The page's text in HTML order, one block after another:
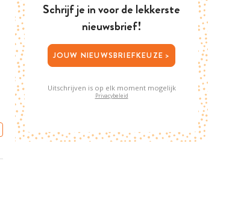
Schrijf je in voor de lekkerste
nieuwsbrief!
JOUW NIEUWSBRIEFKEUZE >
Uitschrijven is op elk moment mogelijk
Privacybeleid